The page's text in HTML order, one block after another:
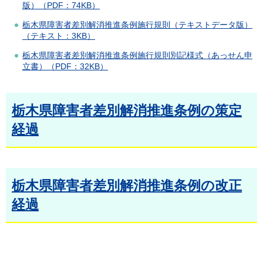
版）（PDF：74KB）
栃木県障害者差別解消推進条例施行規則（テキストデータ版）
（テキスト：3KB）
栃木県障害者差別解消推進条例施行規則別記様式（あっせん申
立書）（PDF：32KB）
栃木県障害者差別解消推進条例の策定
経過
栃木県障害者差別解消推進条例の改正
経過